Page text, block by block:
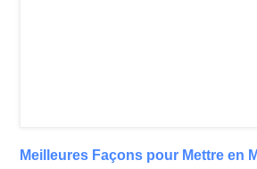
Meilleures Façons pour Mettre en